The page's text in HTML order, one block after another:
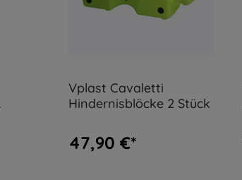
Vplast Cavaletti
Hindernisblöcke 2 Stück
47,90 €*